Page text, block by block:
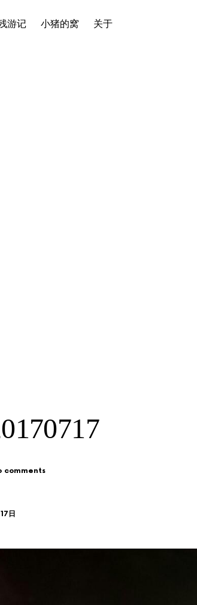
游记 小猪的窝 关于
comments
日